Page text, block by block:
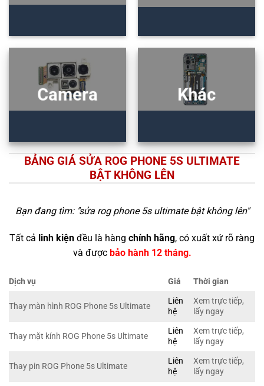
Camera Khác
BẢNG GIÁ SỬA ROG PHONE 5S ULTIMATE
BẬT KHÔNG LÊN
Bạn đang tìm: "sửa rog phone 5s ultimate bật không lên"
Tất cả linh kiện đều là hàng chính hãng, có xuất xứ rõ ràng
và được bảo hành 12 tháng.
Dịch vụ Giá Thời gian
Thay màn hình ROG Phone 5s Ultimate
Liên
hệ
Xem trực tiếp,
lấy ngay
Thay mặt kính ROG Phone 5s Ultimate
Liên
hệ
Xem trực tiếp,
lấy ngay
Thay pin ROG Phone 5s Ultimate
Liên
hệ
Xem trực tiếp,
lấy ngay